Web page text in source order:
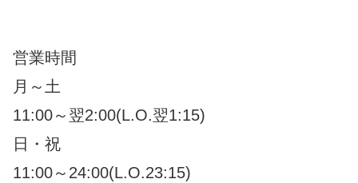
営業時間
月～土
11:00～翌2:00(L.O.翌1:15)
日・祝
11:00～24:00(L.O.23:15)